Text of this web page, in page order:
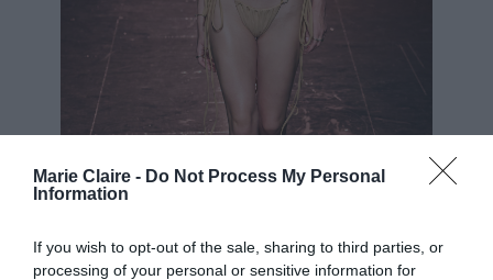
Marie Claire - Do Not Process My Personal
Information
If you wish to opt-out of the sale, sharing to third parties, or
processing of your personal or sensitive information for